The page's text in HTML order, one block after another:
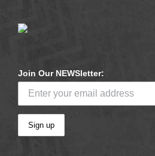
Join Our NEWSletter: